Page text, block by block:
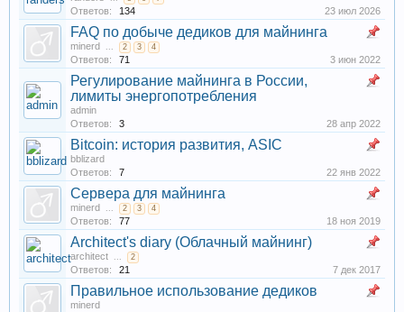
Ответов: 134 23 июл 2026
FAQ по добыче дедиков для майнинга
minerd ... 2 3 4
Ответов: 71 3 июн 2022
Регулирование майнинга в России,
лимиты энергопотребления
admin
Ответов:
3 28 апр 2022
Bitcoin: история развития, ASIC
bblizard
Ответов:
7 22 янв 2022
Сервера для майнинга
minerd ... 2 3 4
Ответов: 77 18 ноя 2019
Architect's diary (Облачный майнинг)
architect ... 2
Ответов: 21 7 дек 2017
Правильное использование дедиков
minerd